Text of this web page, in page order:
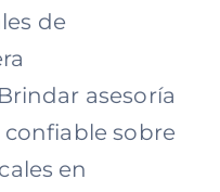
de
asesoría
confiable sobre
en